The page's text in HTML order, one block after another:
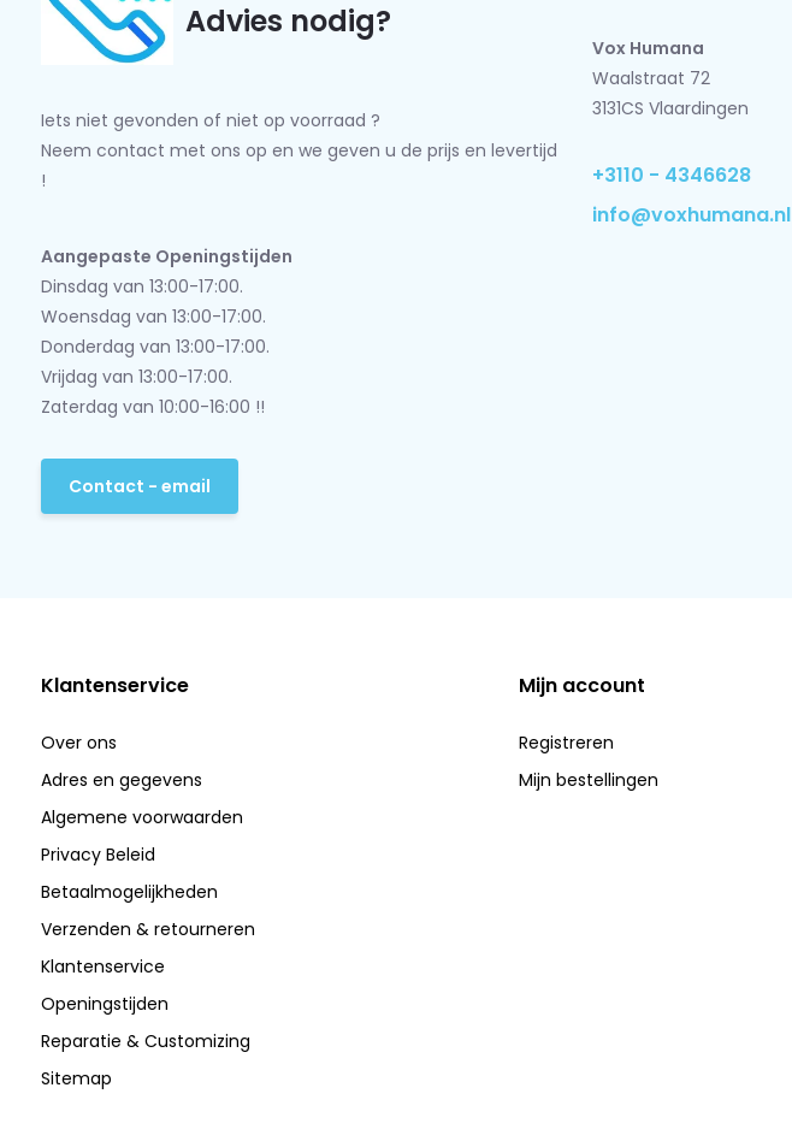
Advies nodig?
Iets niet gevonden of niet op voorraad ?
Neem contact met ons op en we geven u de prijs en levertijd
!
Aangepaste Openingstijden
Dinsdag van 13:00-17:00.
Woensdag van 13:00-17:00.
Donderdag van 13:00-17:00.
Vrijdag van 13:00-17:00.
Zaterdag van 10:00-16:00 !!
Contact - email
Vox Humana
Waalstraat 72
3131CS Vlaardingen
+3110 - 4346628
info@voxhumana.nl
Klantenservice
Over ons
Adres en gegevens
Algemene voorwaarden
Privacy Beleid
Betaalmogelijkheden
Verzenden & retourneren
Klantenservice
Openingstijden
Reparatie & Customizing
Sitemap
Mijn account
Registreren
Mijn bestellingen